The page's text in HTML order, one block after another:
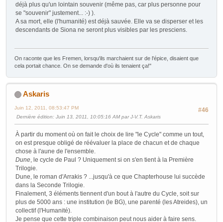
déjà plus qu'un lointain souvenir (même pas, car plus personne pour
se "souvenir" justement... :-) ).
A sa mort, elle (l'humanité) est déjà sauvée. Elle va se disperser et les
descendants de Siona ne seront plus visibles par les presciens.
On raconte que les Fremen, lorsqu'ils marchaient sur de l'épice, disaient que
cela portait chance. On se demande d'où ils tenaient ça!"
Askaris
#46
Juin 12, 2011, 08:53:47 PM
Dernière édition: Juin 13, 2011, 10:05:16 AM par J-V.T. Askaris
À partir du moment où on fait le choix de lire "le Cycle" comme un tout,
on est presque obligé de réévaluer la place de chacun et de chaque
chose à l'aune de l'ensemble.
Dune, le cycle de Paul ? Uniquement si on s'en tient à la Première
Trilogie.
Dune, le roman d'Arrakis ? ...jusqu'à ce que Chapterhouse lui succède
dans la Seconde Trilogie.
Finalement, 3 éléments tiennent d'un bout à l'autre du Cycle, soit sur
plus de 5000 ans : une institution (le BG), une parenté (les Atreides), un
collectif (l'Humanité).
Je pense que cette triple combinaison peut nous aider à faire sens.